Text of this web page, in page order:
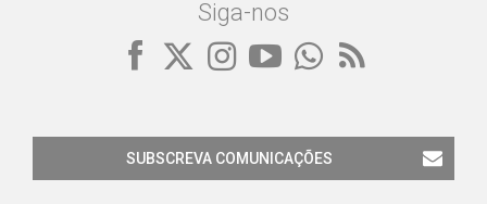
Siga-nos
SUBSCREVA COMUNICAÇÕES